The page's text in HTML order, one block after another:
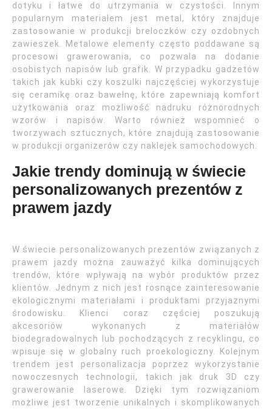
dotyku i łatwe do utrzymania w czystości. Innym
popularnym materiałem jest metal, który znajduje
zastosowanie w produkcji breloczków czy ozdobnych
zawieszek. Metalowe elementy często poddawane są
procesowi grawerowania, co pozwala na dodanie
osobistych napisów lub grafik. W przypadku gadżetów
takich jak kubki czy koszulki najczęściej wykorzystuje
się ceramikę oraz bawełnę, które zapewniają komfort
użytkowania oraz możliwość nadruku różnorodnych
wzorów i napisów. Warto również wspomnieć o
tworzywach sztucznych, które znajdują zastosowanie
w produkcji organizerów czy naklejek samochodowych.
Jakie trendy dominują w świecie
personalizowanych prezentów z
prawem jazdy
W świecie personalizowanych prezentów związanych z
prawem jazdy można zauważyć kilka dominujących
trendów, które wpływają na wybór produktów przez
klientów. Jednym z nich jest rosnące zainteresowanie
ekologicznymi materiałami i produktami przyjaznymi
środowisku. Klienci coraz częściej poszukują
akcesoriów wykonanych z materiałów
biodegradowalnych lub pochodzących z recyklingu, co
wpisuje się w globalny ruch proekologiczny. Kolejnym
trendem jest personalizacja poprzez wykorzystanie
nowoczesnych technologii, takich jak druk 3D czy
grawerowanie laserowe. Dzięki tym rozwiązaniom
możliwe jest tworzenie unikalnych i skomplikowanych